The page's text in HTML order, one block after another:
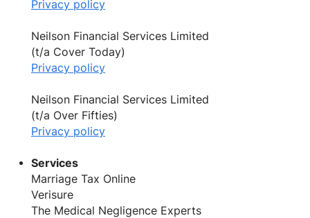
Privacy policy
Neilson Financial Services Limited
(t/a Cover Today)
Privacy policy
Neilson Financial Services Limited
(t/a Over Fifties)
Privacy policy
Services
Marriage Tax Online
Verisure
The Medical Negligence Experts